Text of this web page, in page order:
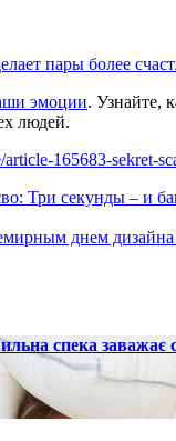
пары более
эмоции. Узнайте,
людей.
165683-sekret-
Три секунды – и
днем дизайна
спека